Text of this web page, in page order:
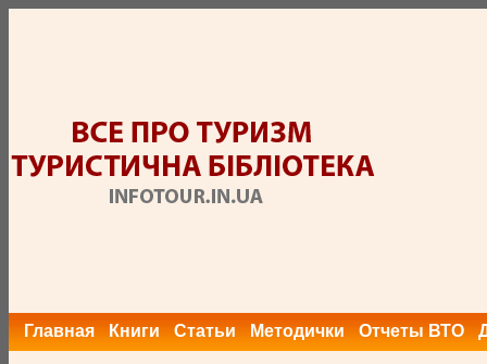
Главная Книги Статьи Методички Отчеты ВТО